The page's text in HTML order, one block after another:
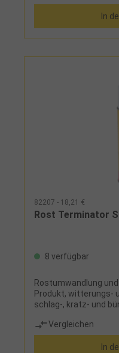
In
82207 - 18,21 €
Rost Terminator
8 verfügbar
Rostumwandlung
Produkt, witterungs-
schlag-, kratz- und
Vergleichen
In